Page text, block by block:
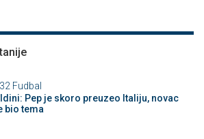
Fudbal
Pep je skoro preuzeo Italiju, novac
bio tema